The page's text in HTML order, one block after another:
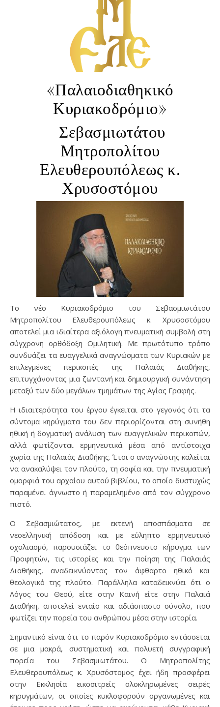
«Παλαιοδιαθηκικό
Κυριακοδρόμιο»
Σεβασμιωτάτου
Μητροπολίτου
Ελευθερουπόλεως κ.
Χρυσοστόμου
Το νέο Κυριακοδρόμιο του Σεβασμιωτάτου
Μητροπολίτου Ελευθερουπόλεως κ. Χρυσοστόμου
αποτελεί μια ιδιαίτερα αξιόλογη πνευματική συμβολή στη
σύγχρονη ορθόδοξη Ομιλητική. Με πρωτότυπο τρόπο
συνδυάζει τα ευαγγελικά αναγνώσματα των Κυριακών με
επιλεγμένες περικοπές της Παλαιάς Διαθήκης,
επιτυγχάνοντας μια ζωντανή και δημιουργική συνάντηση
μεταξύ των δύο μεγάλων τμημάτων της Αγίας Γραφής.
Η ιδιαιτερότητα του έργου έγκειται στο γεγονός ότι τα
σύντομα κηρύγματα του δεν περιορίζονται στη συνήθη
ηθική ή δογματική ανάλυση των ευαγγελικών περικοπών,
αλλά φωτίζονται ερμηνευτικά μέσα από αντίστοιχα
χωρία της Παλαιάς Διαθήκης. Έτσι ο αναγνώστης καλείται
να ανακαλύψει τον πλούτο, τη σοφία και την πνευματική
ομορφιά του αρχαίου αυτού βιβλίου, το οποίο δυστυχώς
παραμένει άγνωστο ή παραμελημένο από τον σύγχρονο
πιστό.
Ο Σεβασμιώτατος, με εκτενή αποσπάσματα σε
νεοελληνική απόδοση και με εύληπτο ερμηνευτικό
σχολιασμό, παρουσιάζει το θεόπνευστο κήρυγμα των
Προφητών, τις ιστορίες και την ποίηση της Παλαιάς
Διαθήκης, αναδεικνύοντας τον άφθαρτο ηθικό και
θεολογικό της πλούτο. Παράλληλα καταδεικνύει ότι ο
Λόγος του Θεού, είτε στην Καινή είτε στην Παλαιά
Διαθήκη, αποτελεί ενιαίο και αδιάσπαστο σύνολο, που
φωτίζει την πορεία του ανθρώπου μέσα στην ιστορία.
Σημαντικό είναι ότι το παρόν Κυριακοδρόμιο εντάσσεται
σε μια μακρά, συστηματική και πολυετή συγγραφική
πορεία του Σεβασμιωτάτου. Ο Μητροπολίτης
Ελευθερουπόλεως κ. Χρυσόστομος έχει ήδη προσφέρει
στην Εκκλησία εικοσιτρείς ολοκληρωμένες σειρές
κηρυγμάτων, οι οποίες κυκλοφορούν οργανωμένες και